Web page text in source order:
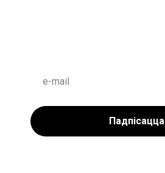
Падпісацца